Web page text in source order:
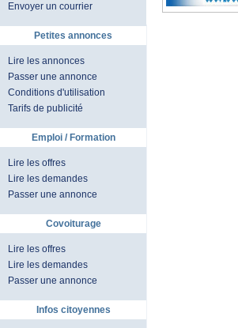
Envoyer un courrier
Petites annonces
Lire les annonces
Passer une annonce
Conditions d'utilisation
Tarifs de publicité
Emploi / Formation
Lire les offres
Lire les demandes
Passer une annonce
Covoiturage
Lire les offres
Lire les demandes
Passer une annonce
Infos citoyennes